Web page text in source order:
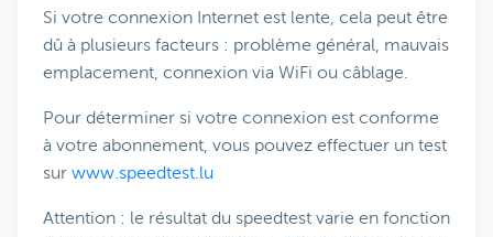
Si votre connexion Internet est lente, cela peut être
dû à plusieurs facteurs : problème général, mauvais
emplacement, connexion via WiFi ou câblage.
Pour déterminer si votre connexion est conforme
à votre abonnement, vous pouvez effectuer un test
sur www.speedtest.lu
Attention : le résultat du speedtest varie en fonction